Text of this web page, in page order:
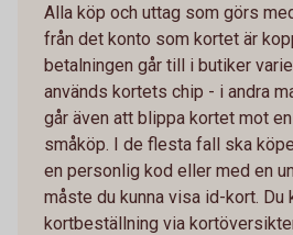
Alla köp och uttag som görs
från det konto som kortet är
betalningen går till i butiker
används kortets chip - i andra
går även att blippa kortet mot
småköp. I de flesta fall ska
en personlig kod eller med en
måste du kunna visa id-kort. Du
kortbeställning via